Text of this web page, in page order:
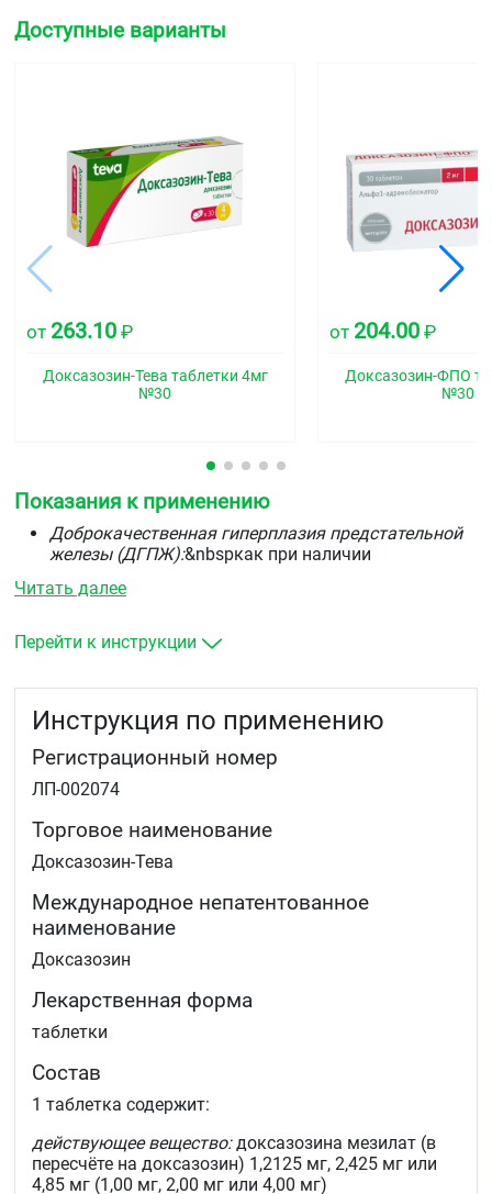
Доступные варианты
от 263.10 ₽
Доксазозин-Тева таблетки 4мг
№30
от 204.00 ₽
Доксазозин-ФПО
№30
Показания к применению
Доброкачественная гиперплазия предстательной
железы (ДГПЖ):&nbspкак при наличии
АД.
другими гипотензивными средствами, такими как
фермента.
Читать далее
Перейти к инструкции
Инструкция по применению
Регистрационный номер
ЛП-002074
Торговое наименование
Доксазозин-Тева
Международное непатентованное
наименование
Доксазозин
Лекарственная форма
таблетки
Состав
1 таблетка содержит:
действующее вещество:доксазозина мезилат (в
пересчёте на доксазозин) 1,2125 мг, 2,425 мг или
4,85 мг (1,00 мг, 2,00 мг или 4,00 мг)